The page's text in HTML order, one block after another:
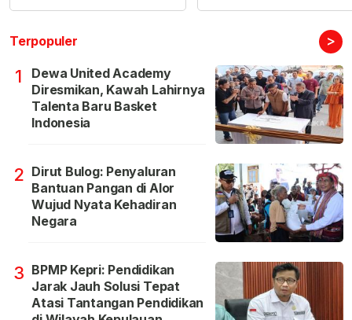
Terpopuler >
1
Dewa United Academy
Diresmikan, Kawah Lahirnya
Talenta Baru Basket
Indonesia
2 Dirut Bulog: Penyaluran
Bantuan Pangan di Alor
Wujud Nyata Kehadiran
Negara
3 BPMP Kepri: Pendidikan
Jarak Jauh Solusi Tepat
Atasi Tantangan Pendidikan